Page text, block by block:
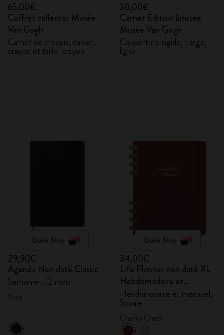
65,00€
Coffret collector Musée
Van Gogh
Carnet de croquis, cahier,
crayon et taille-crayon
30,00€
Carnet Édition limitée
Musée Van Gogh
Couverture rigide, Large,
ligné
Quick Shop
29,90€
Agenda Non daté Classic
Semainier, 12 mois
Quick Shop
34,00€
Life Planner non daté XL
Hebdomadaire et
mensuel, Spirale
Hebdomadaire et mensuel,
Spirale